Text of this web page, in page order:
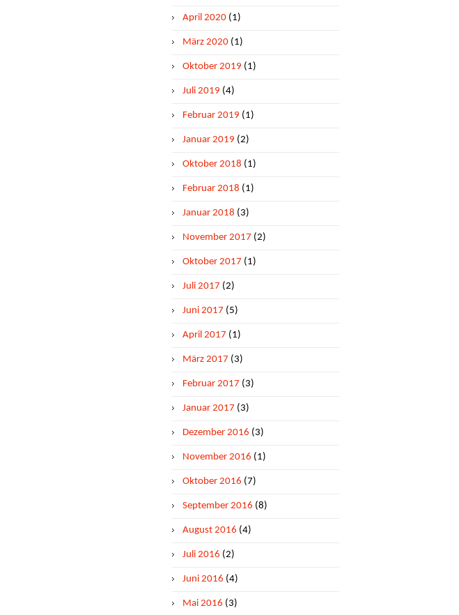
April 2020 (1)
März 2020 (1)
Oktober 2019 (1)
Juli 2019 (4)
Februar 2019 (1)
Januar 2019 (2)
Oktober 2018 (1)
Februar 2018 (1)
Januar 2018 (3)
November 2017 (2)
Oktober 2017 (1)
Juli 2017 (2)
Juni 2017 (5)
April 2017 (1)
März 2017 (3)
Februar 2017 (3)
Januar 2017 (3)
Dezember 2016 (3)
November 2016 (1)
Oktober 2016 (7)
September 2016 (8)
August 2016 (4)
Juli 2016 (2)
Juni 2016 (4)
Mai 2016 (3)